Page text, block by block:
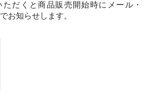
ただくと商品販売開始時にメール・
お知らせします。